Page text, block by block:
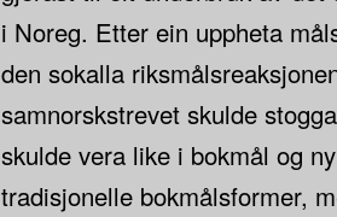
i Noreg. Etter ein uppheta
den sokalla
samnorskstrevet skulde
skulde vera like i bokmål og
tradisjonelle bokmålsformer,